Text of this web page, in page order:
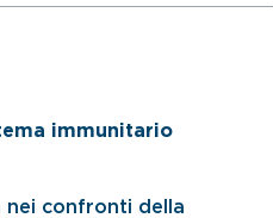
immunitario
nei confronti della